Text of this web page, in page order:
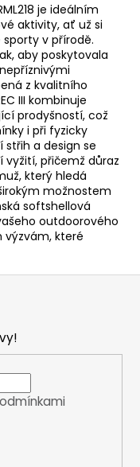
je ideálním
aktivity, ať už si
v přírodě.
aby poskytovala
z kvalitního
III kombinuje
prodyšností, což
i při fyzicky
a design se
přičemž důraz
který hledá
možnostem
softshellová
outdoorového
výzvám, které